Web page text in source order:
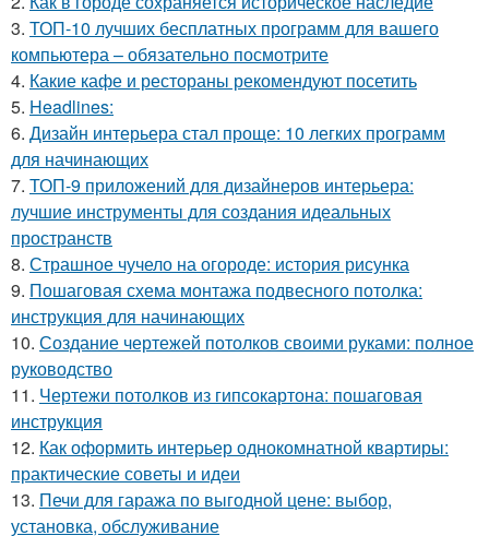
3. ТОП-10 лучших бесплатных программ для вашего
компьютера – обязательно посмотрите
4. Какие кафе и рестораны рекомендуют посетить
5. Headlines:
6. Дизайн интерьера стал проще: 10 легких программ
для начинающих
7. ТОП-9 приложений для дизайнеров интерьера:
лучшие инструменты для создания идеальных
пространств
8. Страшное чучело на огороде: история рисунка
9. Пошаговая схема монтажа подвесного потолка:
инструкция для начинающих
10. Создание чертежей потолков своими руками: полное
руководство
11. Чертежи потолков из гипсокартона: пошаговая
инструкция
12. Как оформить интерьер однокомнатной квартиры:
практические советы и идеи
13. Печи для гаража по выгодной цене: выбор,
установка, обслуживание